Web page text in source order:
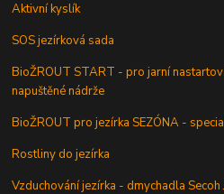
Aktivní kyslík
SOS jezírková sada
BioŽROUT START - pro jarní
napuštěné nádrže
BioŽROUT pro jezírka SEZÓNA -
Rostliny do jezírka
Vzduchování jezírka - dmychadla Secoh